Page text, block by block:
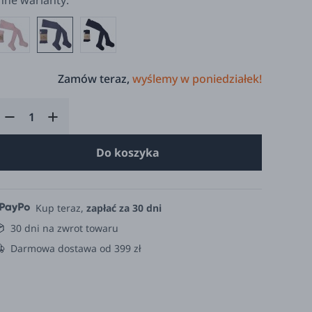
Zamów teraz, wyślemy w poniedziałek!
Do koszyka
Kup teraz, zapłać za 30 dni
30 dni na zwrot towaru
Darmowa dostawa od 399 zł